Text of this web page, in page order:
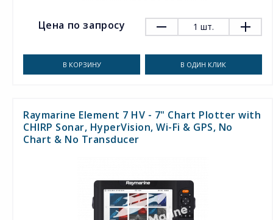
Цена по запросу 1 шт.
В КОРЗИНУ В ОДИН КЛИК
Raymarine Element 7 HV - 7" Chart Plotter with
CHIRP Sonar, HyperVision, Wi-Fi & GPS, No
Chart & No Transducer